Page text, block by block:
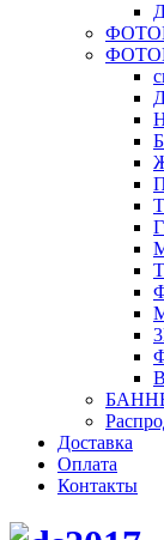
Доставка
Оплата
Контакты